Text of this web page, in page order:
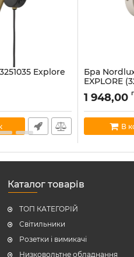
Explore
Бра Nordlux
EXPLORE
Артикул:
В наявності:20
1 948,00
В
Каталог товарів
ТОП КАТЕГОРІЙ
Світильники
Розетки і вимикачі
Низковольтне обладнання